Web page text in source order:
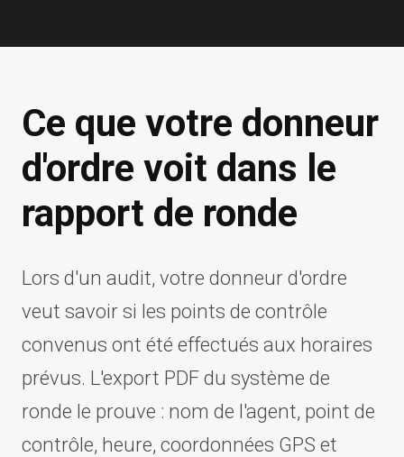
Ce que votre donneur
d'ordre voit dans le
rapport de ronde
Lors d'un audit, votre donneur d'ordre
veut savoir si les points de contrôle
convenus ont été effectués aux horaires
prévus. L'export PDF du système de
ronde le prouve : nom de l'agent, point de
contrôle, heure, coordonnées GPS et